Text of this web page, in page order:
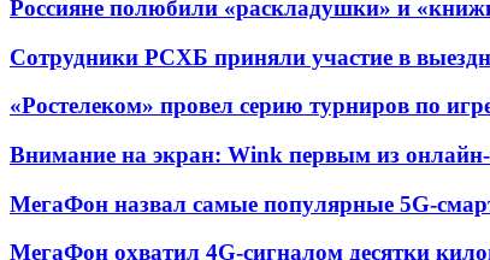
Россияне полюбили «раскладушки» и
Сотрудники РСХБ приняли участие в
«Ростелеком» провел серию турниров по
Внимание на экран: Wink первым из
МегаФон назвал самые популярные 5G-
МегаФон охватил 4G-сигналом десятки